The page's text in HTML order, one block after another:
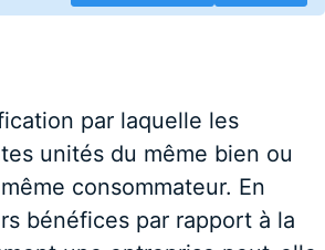
par laquelle les
unités du même bien ou
consommateur. En
bénéfices par rapport à la